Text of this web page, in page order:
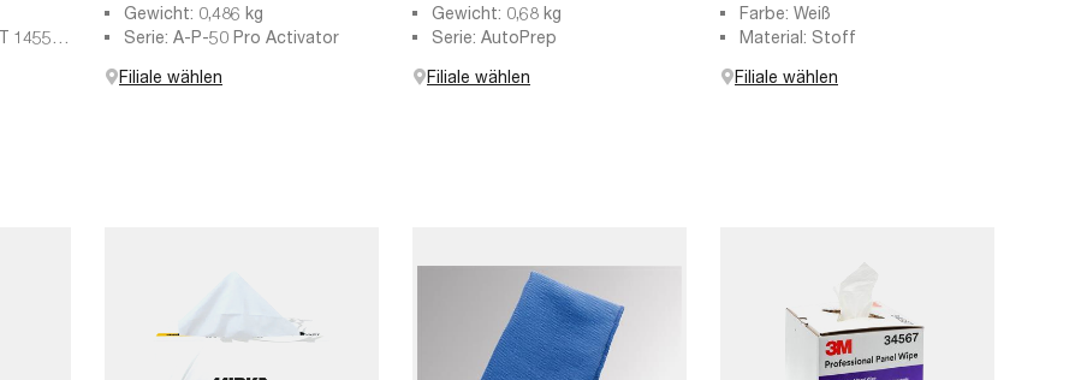
1455-
Gewicht: 0,486 kg
Serie: A-P-50 Pro Activator
Filiale wählen
Gewicht: 0,68 kg
Serie: AutoPrep
Filiale wählen
Farbe: Weiß
Material: Stoff
Filiale wählen